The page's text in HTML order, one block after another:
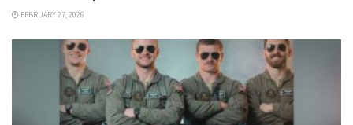
FEBRUARY 27, 2026